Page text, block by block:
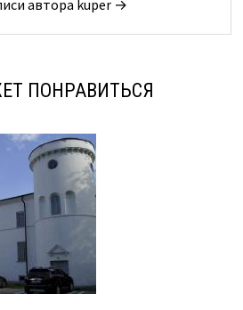
автора kuper →
ПОНРАВИТЬСЯ